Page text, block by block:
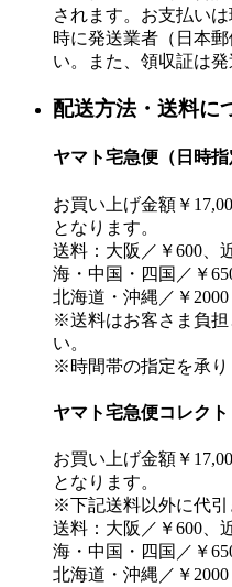
されます。お支払い
時に発送業者（日本
い。また、領収証は
配送方法・送料に
ヤマト宅急便（日時指
お買い上げ金額￥
となります。
送料：大阪／￥600、
海・中国・四国／￥
北海道・沖縄／￥2000
※送料はお客さま負担
い。
※時間帯の指定を承り
ヤマト宅急便コレクト
お買い上げ金額￥
となります。
※下記送料以外に代引
送料：大阪／￥600、
海・中国・四国／￥
北海道・沖縄／￥2000